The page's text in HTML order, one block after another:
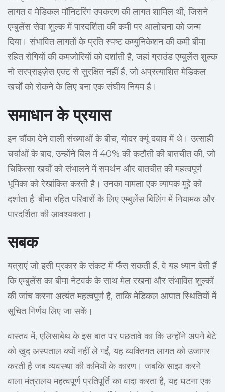
लागत व मेडिकल मॉनिटरिंग उपकरण की लागत शामिल थी, जिसने
एम्बुलेंस सेवा शुल्क में पारदर्शिता की कमी पर आलोचना को जन्म
दिया। संभावित लागतों के प्रति स्पष्ट कम्युनिकेशन की कमी बीमा
रहित रोगियों की कमजोरियों को दर्शाती है, जहां ग्राउंड एम्बुलेंस शुल्क
नो सरप्राइज़ेस एक्ट से सुरक्षित नहीं हैं, जो अप्रत्याशित मेडिकल
खर्चों को रोकने के लिए बना एक संघीय नियम है।
समाधान के प्रयास
इन चौंका देने वाली संख्याओं के बीच, योदर क्यूं दबाव में थे। उत्साही
चर्चाओं के बाद, उन्होंने बिल में 40% की कटौती की बातचीत की, जो
चिकित्सा खर्चों को संभालने में समर्थन और बातचीत की महत्वपूर्ण
भूमिका को रेखांकित करती है। उनका मामला एक व्यापक मुद्दे को
दर्शाता है: बीमा रहित परिवारों के लिए एम्बुलेंस बिलिंग में नियामक और
पारदर्शिता की आवश्यकता।
सबक
यत्राएं जो इसी प्रकार के संकट में फँस सकती हैं, वे यह ध्यान देती हैं
कि एम्बुलेंस का बीमा नेटवर्क के साथ मेल रखना और संभावित शुल्कों
की जांच करना अत्यंत महत्वपूर्ण है, ताकि मेडिकल आपात स्थितियों में
सूचित निर्णय लिए जा सकें।
वास्तव में, एलिसाबेथ के इस बात पर पछतावे का कि उन्होंने अपने बेटे
को खुद अस्पताल क्यों नहीं ले गईं, यह व्यक्तिगत लागत को उजागर
करती है जब व्यवस्था की कमियों के कारण। जबकि साझा करने
वाला मंत्रालय महत्वपूर्ण प्रतिपूर्ति का वादा करता है, यह घटना एक